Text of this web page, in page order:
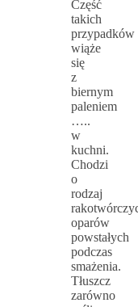
Część
takich
przypadków
wiąże
się
z
biernym
paleniem
…..
w
kuchni.
Chodzi
o
rodzaj
oparów
powstałych
podczas
smażenia.
Tłuszcz
zarówno